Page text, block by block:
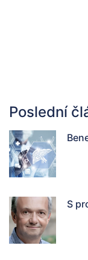
Poslední
S